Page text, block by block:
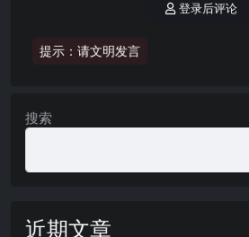
提示：请文明发言
登录后评论
搜索
近期文章